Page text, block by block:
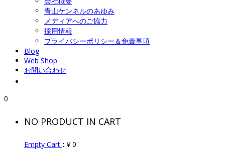
青山ケンネルのあゆみ
メディアへのご協力
採用情報
プライバシーポリシー＆免責事項
Blog
Web Shop
お問い合わせ
0
NO PRODUCT IN CART
Empty Cart : ¥ 0